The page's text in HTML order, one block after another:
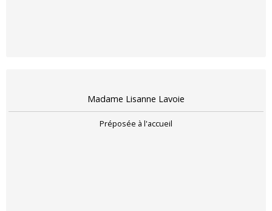
Madame Lisanne Lavoie
Préposée à l'accueil